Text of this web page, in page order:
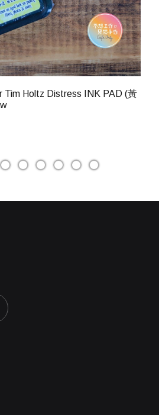
Tim Holtz Distress INK PAD (黃